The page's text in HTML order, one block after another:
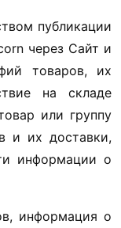
публикации
через Сайт и
товаров, их
на складе
или группу
и их доставки,
информации о
информация о